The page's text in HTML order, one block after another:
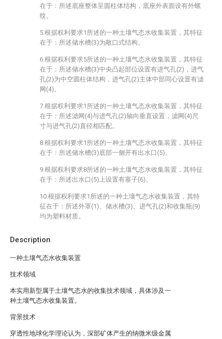
Description
一种土壤气态水收集装置
技术领域
本实用新型属于土壤气态水的收集技术领域，具体涉及一
种土壤气态水收集装置。
背景技术
穿透性地球化学理论认为，深部矿体产生的纳微米级金属
在于：所述底座整体呈圆柱体结构，底座外表面设有外螺
纹。
5.根据权利要求1所述的一种土壤气态水收集装置，其特征
在于：所述储水槽(3)为敞口式结构。
6.根据权利要求5所述的一种土壤气态水收集装置，其特征
在于：所述储水槽(3)中央凸起部位设置有进气孔(2)，进气
孔(2)为中空圆柱体结构，进气孔(2)主体中部同心设置有滤
网(4)。
7.根据权利要求1所述的一种土壤气态水收集装置，其特征
在于：所述滤网(4)与进气孔(2)轴向垂直设置，滤网(4)尺
寸与进气孔(2)直径相匹配。
8.根据权利要求1所述的一种土壤气态水收集装置，其特征
在于：所述储水槽(3)底部一侧开有出水口(5)。
9.根据权利要求8所述的一种土壤气态水收集装置，其特征
在于：所述出水口(5)上设置有塞子(6)。
10.根据权利要求1所述的一种土壤气态水收集装置，其特
征在于：所述外罩(1)、储水槽(3)、进气孔(2)和收集瓶(9)
均为塑料材质。